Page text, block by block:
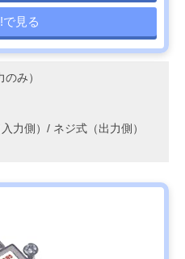
で見る
み）
力側）/ ネジ式（出力側）